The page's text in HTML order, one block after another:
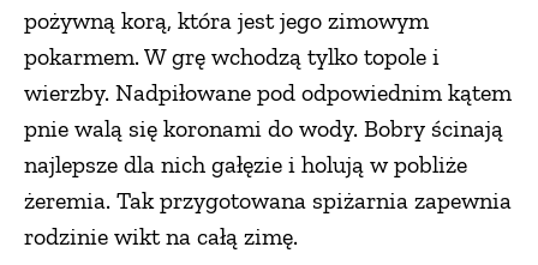
pożywną korą, która jest jego zimowym
pokarmem. W grę wchodzą tylko topole i
wierzby. Nadpiłowane pod odpowiednim kątem
pnie walą się koronami do wody. Bobry ścinają
najlepsze dla nich gałęzie i holują w pobliże
żeremia. Tak przygotowana spiżarnia zapewnia
rodzinie wikt na całą zimę.